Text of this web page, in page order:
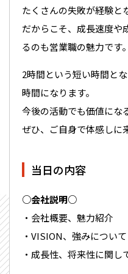
たくさんの失敗が経験と
だからこそ、成長速度や
るのも営業職の魅力です。
2時間という短い時間と
時間になります。
今後の活動でも価値にな
ぜひ、ご自身で体感しに
当日の内容
○会社説明○
・会社概要、魅力紹介
・VISION、強みについて
・成長性、将来性に関し